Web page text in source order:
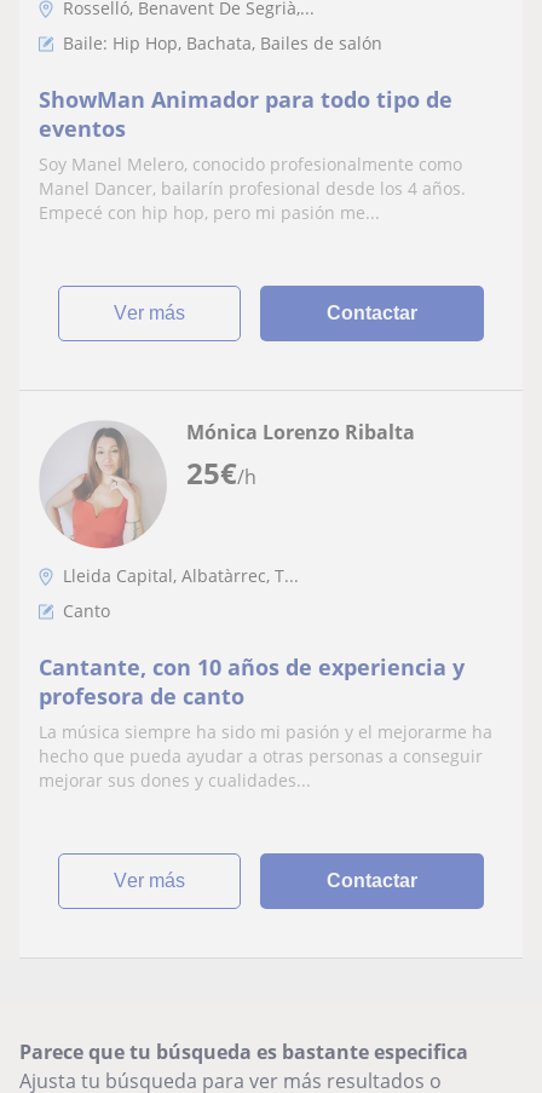
Rosselló, Benavent De Segrià,...
Baile: Hip Hop, Bachata, Bailes de salón
ShowMan Animador para todo tipo de
eventos
Soy Manel Melero, conocido profesionalmente como
Manel Dancer, bailarín profesional desde los 4 años.
Empecé con hip hop, pero mi pasión me...
ver más Contactar
25€/h
Mónica Lorenzo Ribalta
Lleida Capital, Albatàrrec, T...
Canto
Cantante, con 10 años de experiencia y
profesora de canto
La música siempre ha sido mi pasión y el mejorarme ha
hecho que pueda ayudar a otras personas a conseguir
mejorar sus dones y cualidades...
ver más Contactar
Parece que tu búsqueda es bastante especifica
Ajusta tu búsqueda para ver más resultados o